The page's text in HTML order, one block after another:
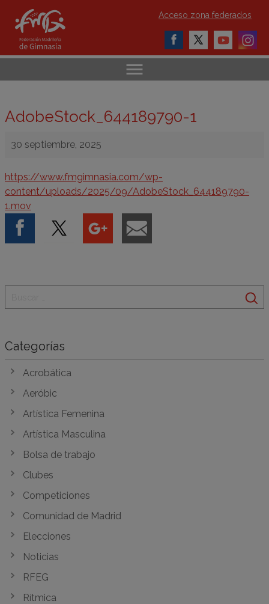
Acceso zona federados
AdobeStock_644189790-1
30 septiembre, 2025
https://www.fmgimnasia.com/wp-
content/uploads/2025/09/AdobeStock_644189790-
1.mov
Categorías
Acrobática
Aeróbic
Artística Femenina
Artística Masculina
Bolsa de trabajo
Clubes
Competiciones
Comunidad de Madrid
Elecciones
Noticias
RFEG
Rítmica